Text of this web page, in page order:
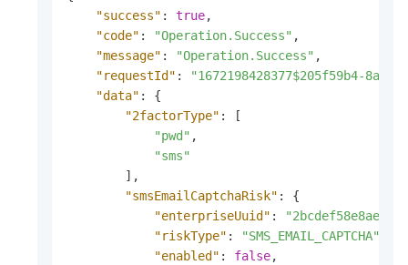
"success" : true,
"code" : "Operation.Success" ,
"message" : "Operation.Success" ,
"requestId" :
"1672198428377$205f59b4-
"data" :
{
"2factorType" :
[
"pwd" ,
"sms"
] ,
"smsEmailCaptchaRisk" :
{
"enterpriseUuid" :
"riskType" : "SMS_EMAIL_CAPTCHA"
"enabled" : false,